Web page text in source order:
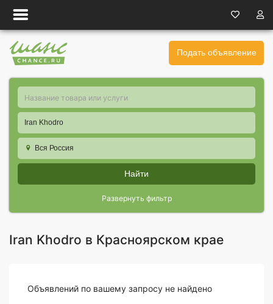
Подать объявление
Iran Khodro
Вся Россия
Найти
Развернуть фильтр
Iran Khodro в Красноярском крае
Объявлений по вашему запросу не найдено